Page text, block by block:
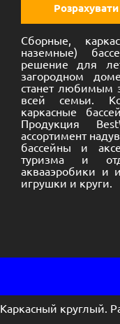
Сборные,
наземные)
решение для
загородном
станет любимым
всей семьи.
каркасные
Продукция
ассортимент
бассейны и
туризма и
аквааэробики и
игрушки и круги.
Каркасный круглый.